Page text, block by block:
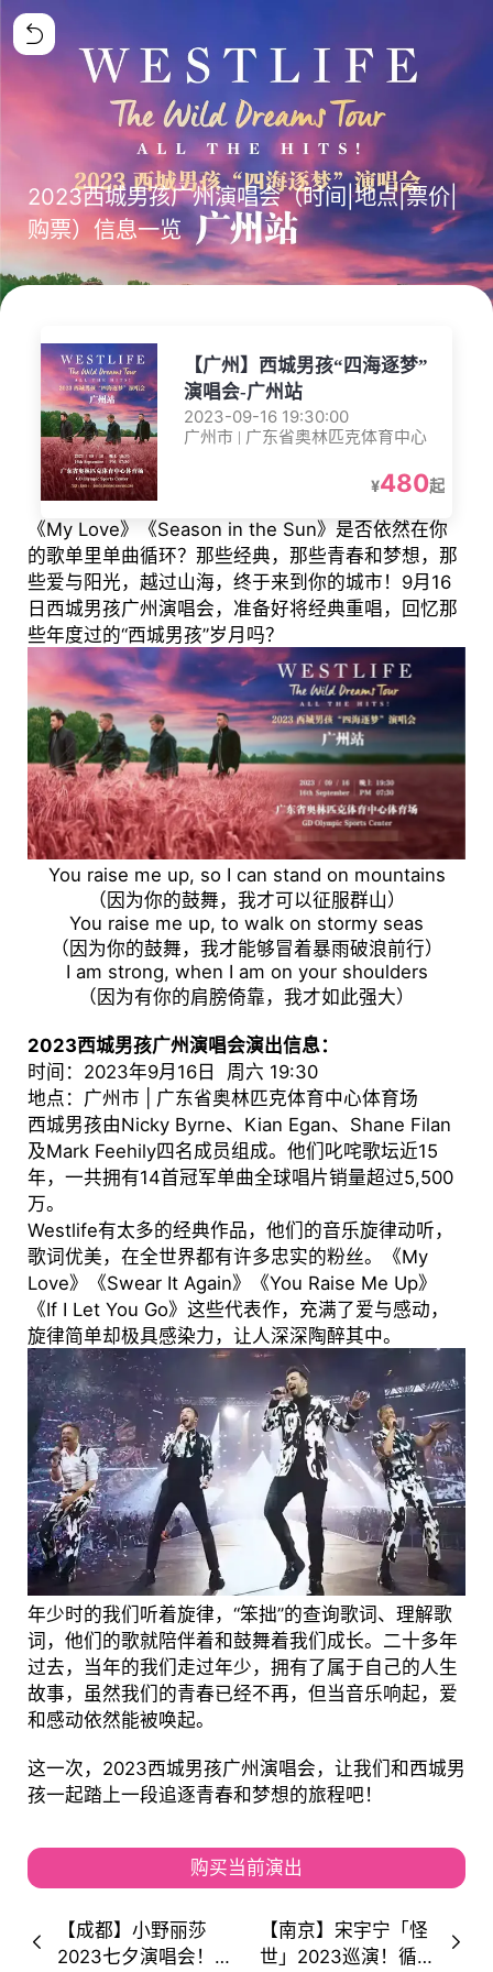
2023西城男孩广州演唱会（时间|地点|票价|
购票）信息一览
【广州】西城男孩“四海逐梦”
演唱会-广州站
2023-09-16 19:30:00
广州市 | 广东省奥林匹克体育中心
¥480起
《My Love》《Season in the Sun》是否依然在你
的歌单里单曲循环？那些经典，那些青春和梦想，那
些爱与阳光，越过山海，终于来到你的城市！9月16
日西城男孩广州演唱会，准备好将经典重唱，回忆那
些年度过的“西城男孩”岁月吗？
You raise me up, so I can stand on mountains
（因为你的鼓舞，我才可以征服群山）
You raise me up, to walk on stormy seas
（因为你的鼓舞，我才能够冒着暴雨破浪前行）
I am strong, when I am on your shoulders
（因为有你的肩膀倚靠，我才如此强大）
2023西城男孩广州演唱会演出信息：
时间：2023年9月16日 周六 19:30
地点：广州市 | 广东省奥林匹克体育中心体育场
西城男孩由Nicky Byrne、Kian Egan、Shane Filan
及Mark Feehily四名成员组成。他们叱咤歌坛近15
年，一共拥有14首冠军单曲全球唱片销量超过5,500
万。
Westlife有太多的经典作品，他们的音乐旋律动听，
歌词优美，在全世界都有许多忠实的粉丝。《My
Love》《Swear It Again》《You Raise Me Up》
《If I Let You Go》这些代表作，充满了爱与感动，
旋律简单却极具感染力，让人深深陶醉其中。
年少时的我们听着旋律，“笨拙”的查询歌词、理解歌
词，他们的歌就陪伴着和鼓舞着我们成长。二十多年
过去，当年的我们走过年少，拥有了属于自己的人生
故事，虽然我们的青春已经不再，但当音乐响起，爱
和感动依然能被唤起。
这一次，2023西城男孩广州演唱会，让我们和西城男
孩一起踏上一段追逐青春和梦想的旅程吧！
购买当前演出
【成都】小野丽莎
2023七夕演唱会！
【南京】宋宇宁「怪
世」2023巡演！循